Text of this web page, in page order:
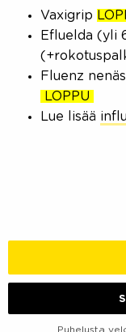
Vaxigrip
Efluelda (yli
Fluenz
LOPPU
Lue lisää
Puhelusta